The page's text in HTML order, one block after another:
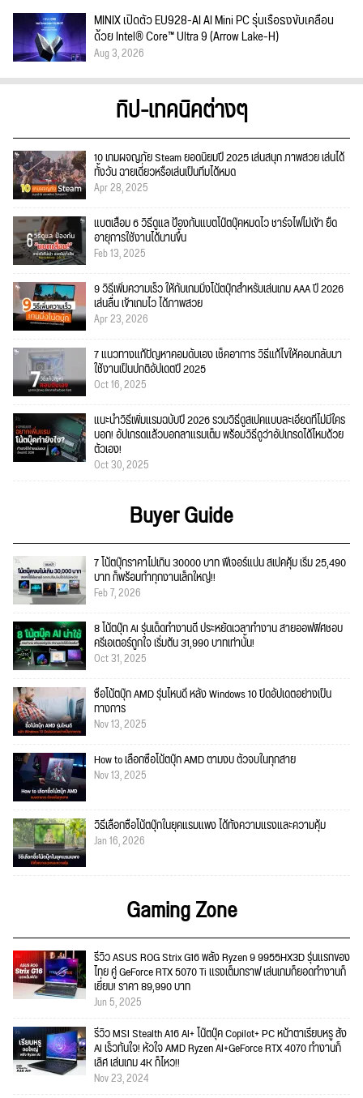
MINIX เปิดตัว EU928-AI AI Mini PC รุ่นเรือธงขับเคลื่อน
ด้วย Intel® Core™ Ultra 9 (Arrow Lake-H)
Aug 3, 2026
ทิป-เทคนิคต่างๆ
10 เกมผจญภัย Steam ยอดนิยมปี 2025 เล่นสนุก ภาพสวย เล่นได้
ทั้งวัน ฉายเดี่ยวหรือเล่นเป็นทีมได้หมด
Apr 28, 2025
แบตเสื่อม 6 วิธีดูแล ป้องกันแบตโน๊ตบุ๊คหมดไว ชาร์จไฟไม่เข้า ยืด
อายุการใช้งานได้นานขึ้น
Feb 13, 2025
9 วิธีเพิ่มความเร็ว ให้กับเกมมิ่งโน้ตบุ๊กสำหรับเล่นเกม AAA ปี 2026
เล่นลื่น เข้าเกมไว ได้ภาพสวย
Apr 23, 2026
7 แนวทางแก้ปัญหาคอมดับเอง เช็คอาการ วิธีแก้ไขให้คอมกลับมา
ใช้งานเป็นปกติอัปเดตปี 2025
Oct 16, 2025
แนะนำวิธีเพิ่มแรมฉบับปี 2026 รวมวิธีดูสเปคแบบละเอียดที่ไม่มีใคร
บอก! อัปเกรดแล้วบอกลาแรมเต็ม พร้อมวิธีดูว่าอัปเกรดได้ไหมด้วย
ตัวเอง!
Oct 30, 2025
Buyer Guide
7 โน้ตบุ๊กราคาไม่เกิน 30000 บาท ฟีเจอร์แน่น สเปคคุ้ม เริ่ม 25,490
บาท ก็พร้อมทำทุกงานเล็กใหญ่!!
Feb 7, 2026
8 โน้ตบุ๊ก AI รุ่นเด็ดทำงานดี ประหยัดเวลาทำงาน สายออฟฟิศชอบ
ครีเอเตอร์ถูกใจ เริ่มต้น 31,990 บาทเท่านั้น!
Oct 31, 2025
ซื้อโน้ตบุ๊ก AMD รุ่นไหนดี หลัง Windows 10 ปิดอัปเดตอย่างเป็น
ทางการ
Nov 13, 2025
How to เลือกซื้อโน้ตบุ๊ก AMD ตามงบ ตัวจบในทุกสาย
Nov 13, 2025
วิธีเลือกซื้อโน้ตบุ๊กในยุคแรมแพง ได้ทั้งความแรงและความคุ้ม
Jan 16, 2026
Gaming Zone
รีวิว ASUS ROG Strix G16 พลัง Ryzen 9 9955HX3D รุ่นแรกของ
ไทย คู่ GeForce RTX 5070 Ti แรงเต็มกราฟ เล่นเกมก็ยอดทำงานก็
เยี่ยม! ราคา 89,990 บาท
Jun 5, 2025
รีวิว MSI Stealth A16 AI+ โน๊ตบุ๊ค Copilot+ PC หน้าตาเรียบหรู สั่ง
AI เร็วทันใจ! หัวใจ AMD Ryzen AI+GeForce RTX 4070 ทำงานก็
เลิศ เล่นเกม 4K ก็ไหว!!
Nov 23, 2024